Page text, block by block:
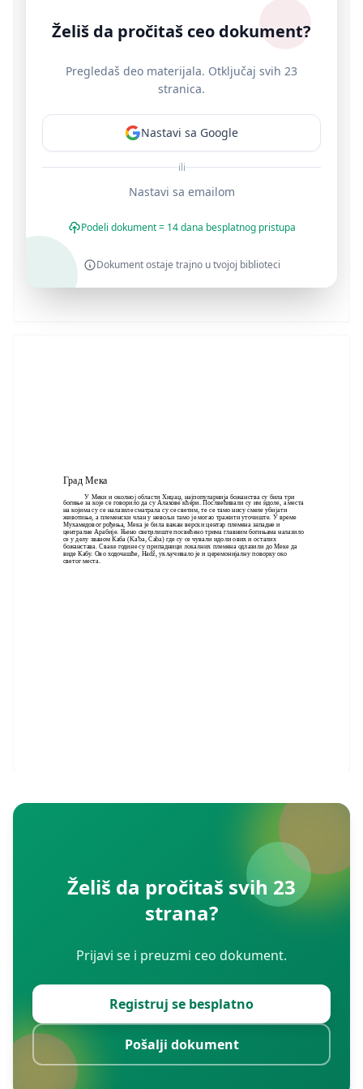
Град Мека
У Меки и околној области Хиџаџ, најпопуларнија божанства су била три
богиње за које се говорило да су Алахове кћери. Послвећивали су им идоле, а места
на којима су се налазиле сматрала су се светим, те се тамо нису смеле убијати
животиње, а племенски члан у невољи тамо је могао тражити уточиште. У време
Мухамедовог рођења, Мека је била важан верски центар племена западне и
централне Арабије. Њено светилиште посвећено трима главним богињама налазило
се у делу званом Каба (Ka'ba, Ćaba) где су се чували идоли ових и осталих
божанстава. Сваке године су припадници локалних племена одлазили до Меке да
виде Кабу. Ово ходочашће, Hadž, укључивало је и церемонијалну поворку око
светог места.
Želiš da pročitaš ceo dokument?
Pregledaš deo materijala. Otključaj svih 23
stranica.
Nastavi sa Google
ili
Nastavi sa emailom
Podeli dokument = 14 dana besplatnog pristupa
Dokument ostaje trajno u tvojoj biblioteci
Želiš da pročitaš svih 23
strana?
Prijavi se i preuzmi ceo dokument.
Registruj se besplatno
Pošalji dokument